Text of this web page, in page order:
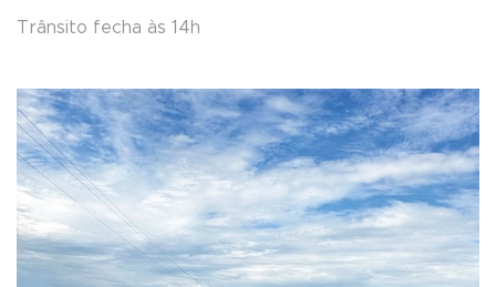
Trânsito fecha às 14h